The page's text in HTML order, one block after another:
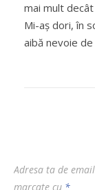
mai mult
Mi-aș dori, în
aibă nevoie
Adresa ta de
marcate cu *